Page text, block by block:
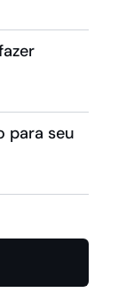
para seu